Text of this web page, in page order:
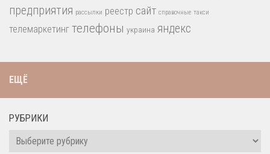
предприятия рассылки реестр сайт справочные такси
телемаркетинг телефоны украина яндекс
ЕЩЁ
РУБРИКИ
Рубрики